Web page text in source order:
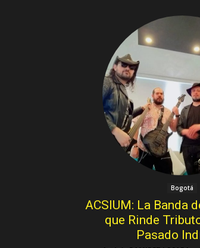
Bogotá
ACSIUM: La Banda
que Rinde
Pasado